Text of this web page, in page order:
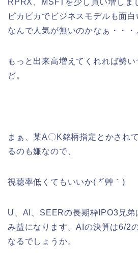
RPRX、MSFTを少し買い増しま
ピカピカでビジネスモデルも面白
なんで人気が無いのかなぁ・・・
もっと出来高増えてくれれば勢
ど。
まぁ、某A〇K銘柄指定とかされ
るのも嫌なので、
視聴率低くてもいいか( *´艸｀)
U、AI、SEERの長期枠IPO3兄弟
み益になります。AIの決算は6/2
なるでしょうか。